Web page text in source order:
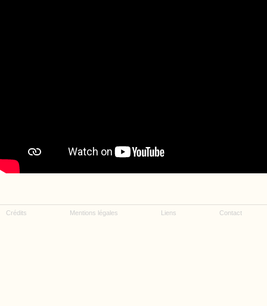
Crédits Mentions légales Liens Contact